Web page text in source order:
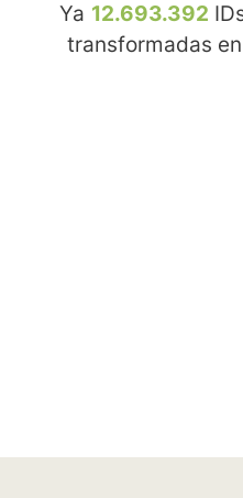
Ya 12.693.392
transformadas en